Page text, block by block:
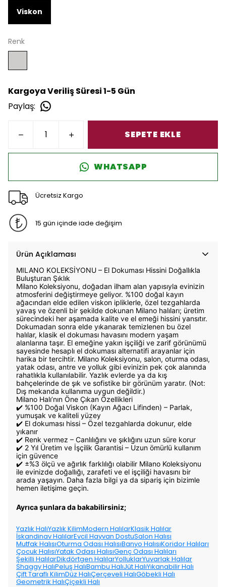
Viskon
Renk
Kargoya Veriliş Süresi 1-5 Gün
Paylaş:
SEPETE EKLE
WHATSAPP
Ücretsiz Kargo
15 gün içinde iade değişim
Ürün Açıklaması
MILANO KOLEKSİYONU – El Dokuması Hissini Doğallıkla
Buluşturan Şıklık
Milano Koleksiyonu, doğadan ilham alan yapısıyla evinizin
atmosferini değiştirmeye geliyor. %100 doğal kayın
ağacından elde edilen viskon ipliklerle, özel tezgahlarda
yavaş ve özenli bir şekilde dokunan Milano halıları; üretim
sürecindeki her aşamada kalite ve el emeği hissini yansıtır.
Dokumadan sonra elde yıkanarak temizlenen bu özel
halılar, klasik el dokuması havasını modern yaşam
alanlarına taşır. El emeğine yakın işçiliği ve zarif görünümü
sayesinde hesaplı el dokuması alternatifi arayanlar için
harika bir tercihtir. Milano Koleksiyonu, salon, oturma odası,
yatak odası, antre ve yolluk gibi evinizin pek çok alanında
rahatlıkla kullanılabilir. Yazlık evlerde ya da kış
bahçelerinde de şık ve sofistike bir görünüm yaratır. (Not:
Dış mekanda kullanıma uygun değildir.)
Milano Halı’nın Öne Çıkan Özellikleri
✔️ %100 Doğal Viskon (Kayın Ağacı Lifinden) – Parlak,
yumuşak ve kaliteli yüzey
✔️ El dokuması hissi – Özel tezgahlarda dokunur, elde
yıkanır
✔️ Renk vermez – Canlılığını ve şıklığını uzun süre korur
✔️ 2 Yıl Üretim ve İşçilik Garantisi – Uzun ömürlü kullanım
için güvence
✔️ ±%3 ölçü ve ağırlık farklılığı olabilir Milano Koleksiyonu
ile evinizde doğallığı, zarafeti ve el işçiliği havasını bir
arada yaşayın. Daha fazla bilgi ya da sipariş için bizimle
hemen iletişime geçin.
Ayrıca şunlara da bakabilirsiniz;
Yazlık HalıYazlık KilimModern HalılarKlasik Halılar
İskandinav HalılarEvcil Hayvan DostuSalon Halısı
Mutfak HalısıOturma Odası HalısıBanyo HalısıKoridor Halıları
Çocuk HalısıYatak Odası HalısıGenç Odası Halıları
Şekilli HalılarDikdörtgen HalılarYolluklarYuvarlak Halılar
Shaggy HalıPeluş HalıBambu HalıJüt HalıYıkanabilir Halı
Çift Taraflı KilimDüz HalıÇerçeveli HalıGöbekli Halı
Geometrik HalıÇiçekli Halı